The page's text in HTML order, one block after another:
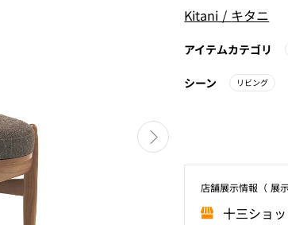
Kitani / キタニ
アイテムカテゴリ
シーン リビング
店舗展⽰情報（ 展
⼗三ショ